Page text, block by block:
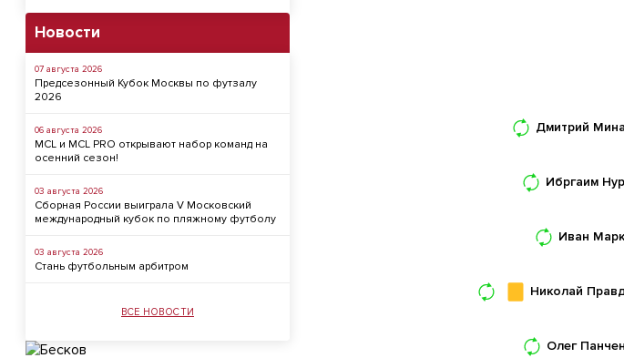
Новости
07 августа 2026
Предсезонный Кубок Москвы по футзалу
2026
06 августа 2026
MCL и MCL PRO открывают набор команд на
осенний сезон!
03 августа 2026
Сборная России выиграла V Московский
международный кубок по пляжному футболу
03 августа 2026
Стань футбольным арбитром
ВСЕ НОВОСТИ
Дмитрий
Ибргаим
Иван
Николай
Олег